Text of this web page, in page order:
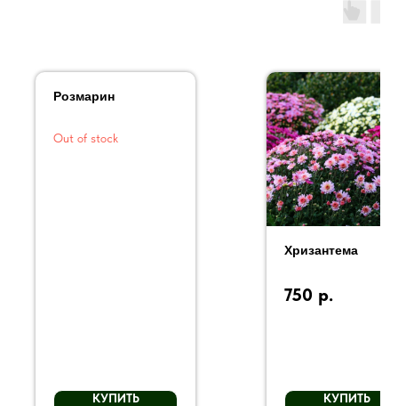
Розмарин
Out of stock
КУПИТЬ
Хризантема
750 р.
КУПИТЬ